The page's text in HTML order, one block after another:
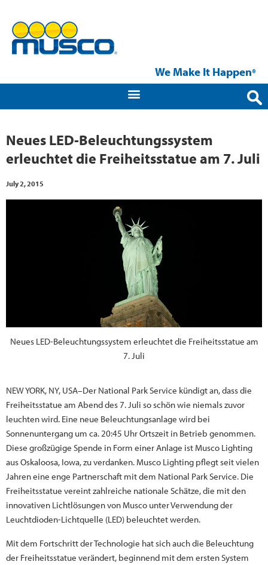
We Make It Happen®
Neues LED-Beleuchtungssystem
erleuchtet die Freiheitsstatue am 7. Juli
July 2, 2015
Neues LED-Beleuchtungssystem erleuchtet die Freiheitsstatue am
7. Juli
NEW YORK, NY, USA–Der National Park Service kündigt an, dass die
Freiheitsstatue am Abend des 7. Juli so schön wie niemals zuvor
leuchten wird. Eine neue Beleuchtungsanlage wird bei
Sonnenuntergang um ca. 20:45 Uhr Ortszeit in Betrieb genommen.
Diese großzügige Spende in Form einer Anlage ist Musco Lighting
aus Oskaloosa, Iowa, zu verdanken. Musco Lighting pflegt seit vielen
Jahren eine enge Partnerschaft mit dem National Park Service. Die
Freiheitsstatue vereint zahlreiche nationale Schätze, die mit den
innovativen Lichtlösungen von Musco unter Verwendung der
Leuchtdioden-Lichtquelle (LED) beleuchtet werden.
Mit dem Fortschritt der Technologie hat sich auch die Beleuchtung
der Freiheitsstatue verändert, beginnend mit dem ersten System